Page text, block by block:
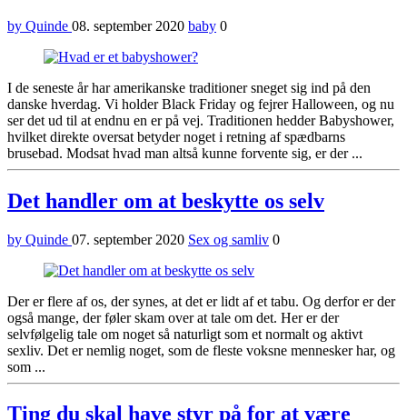
by Quinde 08. september 2020 baby 0
I de seneste år har amerikanske traditioner sneget sig ind på den
danske hverdag. Vi holder Black Friday og fejrer Halloween, og nu
ser det ud til at endnu en er på vej. Traditionen hedder Babyshower,
hvilket direkte oversat betyder noget i retning af spædbarns
brusebad. Modsat hvad man altså kunne forvente sig, er der ...
Det handler om at beskytte os selv
by Quinde 07. september 2020 Sex og samliv 0
Der er flere af os, der synes, at det er lidt af et tabu. Og derfor er der
også mange, der føler skam over at tale om det. Her er der
selvfølgelig tale om noget så naturligt som et normalt og aktivt
sexliv. Det er nemlig noget, som de fleste voksne mennesker har, og
som ...
Ting du skal have styr på for at være